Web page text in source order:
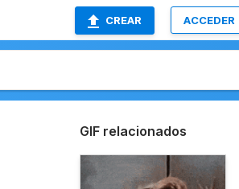
CREAR ACCEDER
GIF relacionados